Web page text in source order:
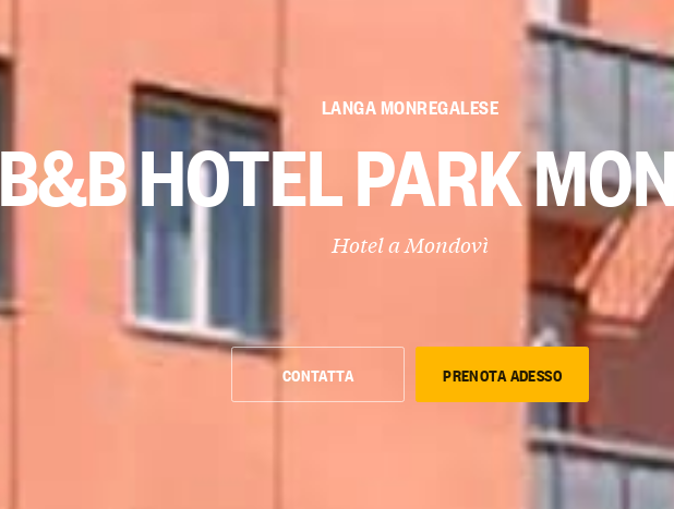
LANGA MONREGALESE
B&B HOTEL PARK
Hotel a Mondovì
CONTATTA PRENOTA ADESSO